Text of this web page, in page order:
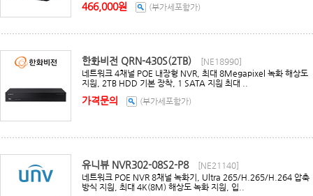
466,000원 (부가세포함가)
한화비전 QRN-430S(2TB)
[NE18990]
네트워크 4채널 POE 내장형 NVR, 최대 8Megapixel 녹화 해상도
지원, 2TB HDD 기본 장착, 1 SATA 지원 최대 ..
가격문의 (부가세포함가)
유니뷰 NVR302-08S2-P8
[NE21140]
네트워크 POE NVR 8채널 녹화기, Ultra 265/H.265/H.264 압축
방식 지원, 최대 4K(8M) 해상도 녹화 지원, 입..